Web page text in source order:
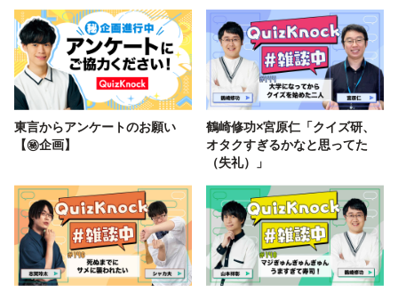
東言からアンケートのお願い
【㊙️企画】
鶴崎修功×宮原仁「クイズ研、
オタクすぎるかなと思ってた
（失礼）」